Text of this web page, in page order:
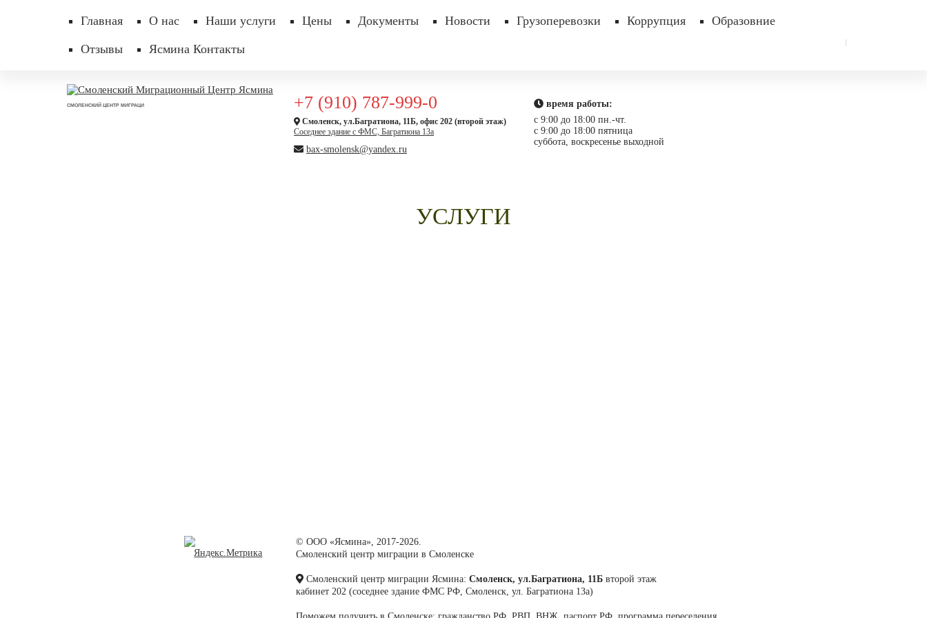
Главная О нас Наши услуги Цены Документы Новости Грузоперевозки Коррупция Образовние
Отзывы Ясмина Контакты
CМОЛЕНСКИЙ ЦЕНТР МИГРАЦИ +7 (910) 787-999-0
Смоленск, ул.Багратиона, 11Б, офис 202 (второй этаж)
Соседнее здание c ФМС, Багратиона 13а
bax-smolensk@yandex.ru
время работы:
с 9:00 до 18:00 пн.-чт.
с 9:00 до 18:00 пятница
суббота, воскресенье выходной
УСЛУГИ
© ООО «Ясмина», 2017-2026.
Cмоленский центр миграции в Смоленске
Cмоленский центр миграции Ясмина: Смоленск, ул.Багратиона, 11Бвторой этаж
кабинет 202 (соседнее здание ФМС РФ, Смоленск, ул. Багратиона 13а)